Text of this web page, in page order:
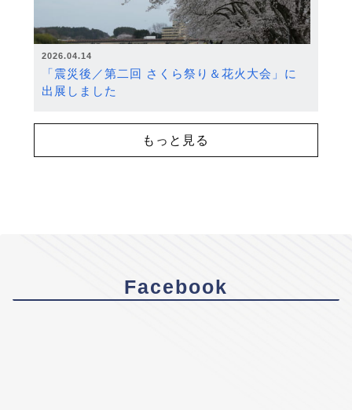
2026.04.14
「震災後／第二回 さくら祭り＆花火大会」に
出展しました
もっと見る
Facebook